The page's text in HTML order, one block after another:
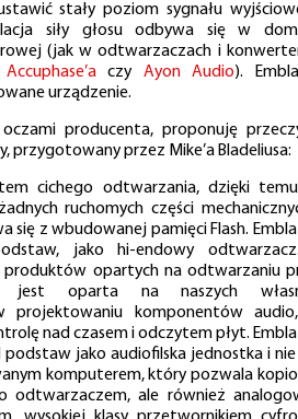
stały poziom sygnału
siły głosu odbywa się w
(jak w odtwarzaczach i
Accuphase’aczy Ayon Audio).
urządzenie.
producenta, proponuję
przygotowany przez Mike’a Bladeliusa:
cichego odtwarzania, dzięki
ruchomych części
się z wbudowanej pamięci Flash.
jako hi-endowy
produktów opartych na odtwarzaniu
jest oparta na naszych
projektowaniu komponentów
nad czasem i odczytem płyt.
jako audiofilska jednostka i
komputerem, który pozwala
odtwarzaczem, ale również